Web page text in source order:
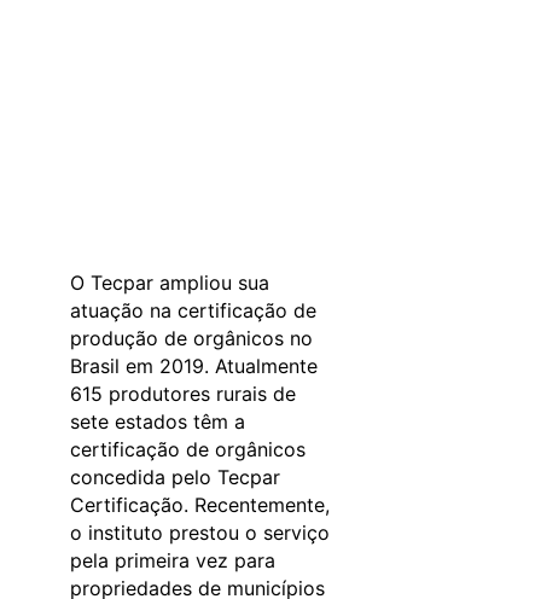
O Tecpar ampliou sua
atuação na certificação de
produção de orgânicos no
Brasil em 2019. Atualmente
615 produtores rurais de
sete estados têm a
certificação de orgânicos
concedida pelo Tecpar
Certificação. Recentemente,
o instituto prestou o serviço
pela primeira vez para
propriedades de municípios